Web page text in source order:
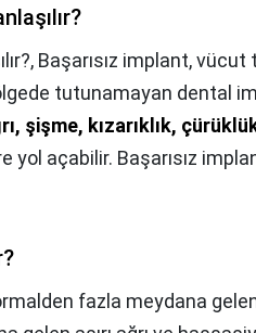
Başarısız implant, vücut
tutunamayan dental
şişme, kızarıklık,
yol açabilir. Başarısız
fazla meydana